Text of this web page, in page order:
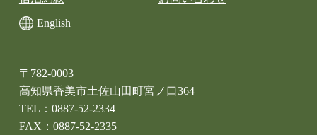
〒782-0003
高知県香美市土佐山田町宮ノ口364
TEL：0887-52-2334
FAX：0887-52-2335
English